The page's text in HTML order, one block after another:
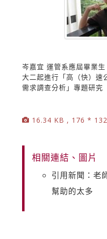
岑嘉宜 運管系應屆畢業
大二起進行「高（快）速
需求調查分析」專題研究
16.34 KB , 176 *
相關連結、圖片
引用新聞：老
幫助的太多